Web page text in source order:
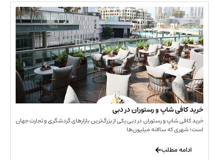
شاپ و رستوران در دبی
و رستوران در دبی یکی از بزرگ‌ترین بازارهای گردشگری و تجارت جهان
سالانه میلیون‌ها